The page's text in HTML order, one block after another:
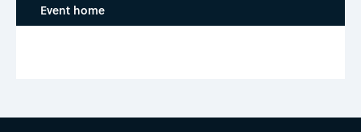
Event home